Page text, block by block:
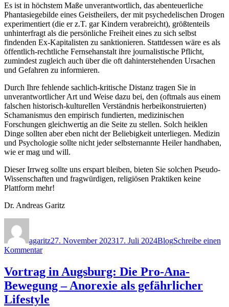
Es ist in höchstem Maße unverantwortlich, das abenteuerliche
Phantasiegebilde eines Geistheilers, der mit psychedelischen Drogen
experimentiert (die er z.T. gar Kindern verabreicht), größtenteils
unhinterfragt als die persönliche Freiheit eines zu sich selbst
findenden Ex-Kapitalisten zu sanktionieren. Stattdessen wäre es als
öffentlich-rechtliche Fernsehanstalt ihre journalistische Pflicht,
zumindest zugleich auch über die oft dahinterstehenden Ursachen
und Gefahren zu informieren.
Durch Ihre fehlende sachlich-kritische Distanz tragen Sie in
unverantwortlicher Art und Weise dazu bei, den (oftmals aus einem
falschen historisch-kulturellen Verständnis herbeikonstruierten)
Schamanismus den empirisch fundierten, medizinischen
Forschungen gleichwertig an die Seite zu stellen. Solch heiklen
Dinge sollten aber eben nicht der Beliebigkeit unterliegen. Medizin
und Psychologie sollte nicht jeder selbsternannte Heiler handhaben,
wie er mag und will.
Dieser Irrweg sollte uns erspart bleiben, bieten Sie solchen Pseudo-
Wissenschaften und fragwürdigen, religiösen Praktiken keine
Plattform mehr!
Dr. Andreas Garitz
agaritz27. November 202317. Juli 2024BlogSchreibe einen
Kommentarzu
3Sat
Team.
Vortrag in Augsburg: Die Pro-Ana-
Bewegung – Anorexie als gefährlicher
Lifestyle